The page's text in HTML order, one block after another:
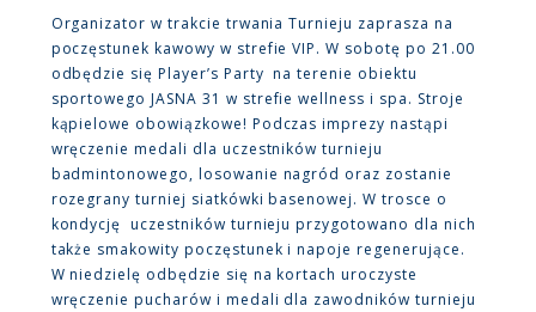
Organizator w trakcie trwania Turnieju zaprasza na
poczęstunek kawowy w strefie VIP. W sobotę po 21.00
odbędzie się Player’s Party na terenie obiektu
sportowego JASNA 31 w strefie wellness i spa. Stroje
kąpielowe obowiązkowe! Podczas imprezy nastąpi
wręczenie medali dla uczestników turnieju
badmintonowego, losowanie nagród oraz zostanie
rozegrany turniej siatkówki basenowej. W trosce o
kondycję uczestników turnieju przygotowano dla nich
także smakowity poczęstunek i napoje regenerujące.
W niedzielę odbędzie się na kortach uroczyste
wręczenie pucharów i medali dla zawodników turnieju